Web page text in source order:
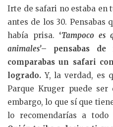
Irte de safari no estaba en
antes de los 30. Pensabas
había prisa. ‘Tampoco es
animales’– pensabas de
comparabas un safari
logrado. Y, la verdad, es
Parque Kruger puede ser
embargo, lo que sí que
lo recomendarías a